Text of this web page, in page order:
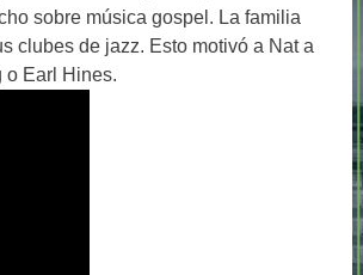
sobre música gospel. La familia
clubes de jazz. Esto motivó a Nat a
o Earl Hines.